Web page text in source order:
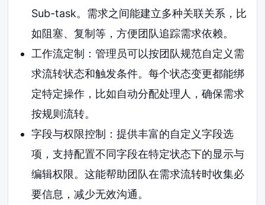
Sub-task。需求之间能建立多种关联关系，比
如阻塞、复制等，方便团队追踪需求依赖。
工作流定制：管理员可以按团队规范自定义需
求流转状态和触发条件。每个状态变更都能绑
定特定操作，比如自动分配处理人，确保需求
按规则流转。
字段与权限控制：提供丰富的自定义字段选
项，支持配置不同字段在特定状态下的显示与
编辑权限。这能帮助团队在需求流转时收集必
要信息，减少无效沟通。